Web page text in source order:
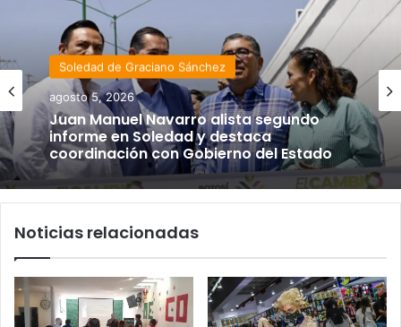
Soledad de Graciano Sánchez
agosto 5, 2026
Juan Manuel Navarro alista segundo
informe en Soledad y destaca
coordinación con Gobierno del Estado
Noticias relacionadas